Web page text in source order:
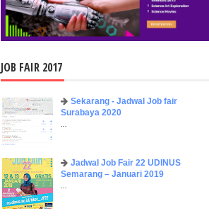
JOB FAIR 2017
Sekarang - Jadwal Job fair
Surabaya 2020
...
Jadwal Job Fair 22 UDINUS
Semarang – Januari 2019
...